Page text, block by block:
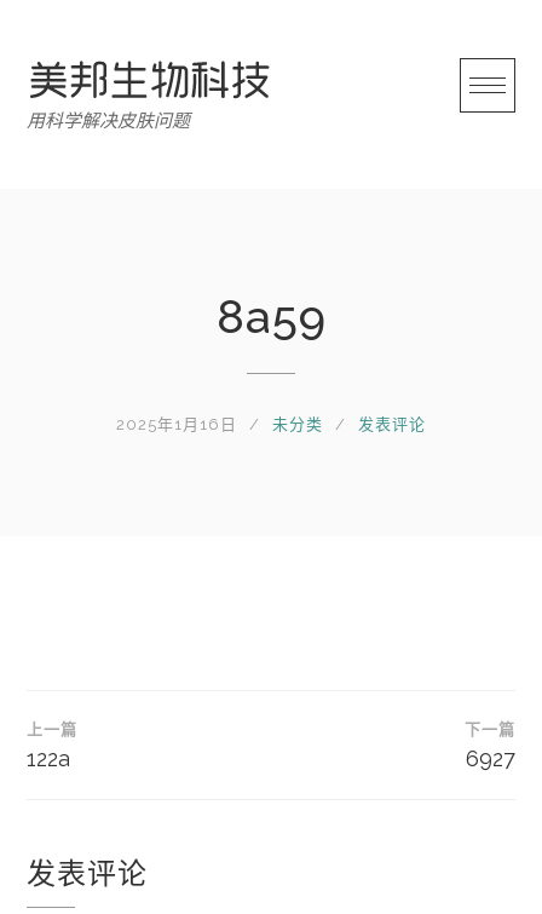
用科学解决皮肤问题
8a59
2025年1月16日 未分类 发表评论
文
章
航
上一篇
122a
下一篇
6927
发表评论